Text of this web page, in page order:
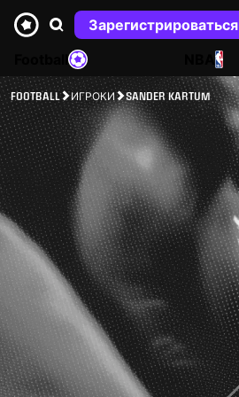
Зарегистрироваться
NBA
FOOTBALL ИГРОКИ SANDER KARTUM